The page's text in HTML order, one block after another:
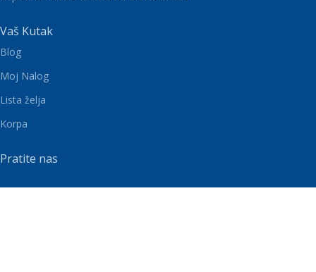
Vaš Kutak
Blog
Moj Nalog
Lista želja
Korpa
Pratite nas